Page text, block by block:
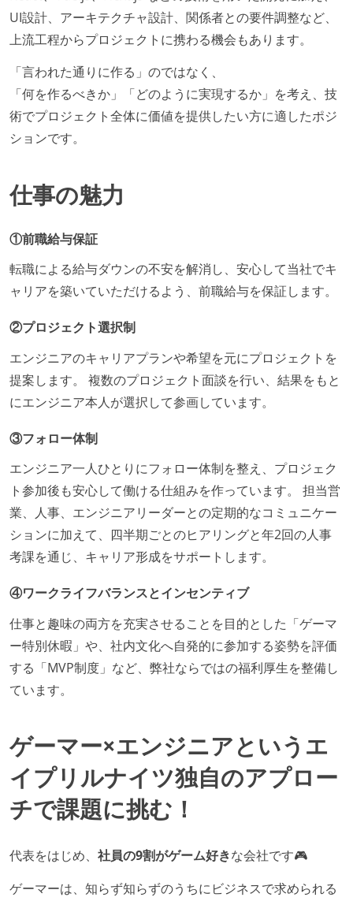
UI設計、アーキテクチャ設計、関係者との要件調整など、
上流工程からプロジェクトに携わる機会もあります。
「言われた通りに作る」のではなく、
「何を作るべきか」「どのように実現するか」を考え、技
術でプロジェクト全体に価値を提供したい方に適したポジ
ションです。
仕事の魅力
①前職給与保証
転職による給与ダウンの不安を解消し、安心して当社でキ
ャリアを築いていただけるよう、前職給与を保証します。
②プロジェクト選択制
エンジニアのキャリアプランや希望を元にプロジェクトを
提案します。 複数のプロジェクト面談を行い、結果をもと
にエンジニア本人が選択して参画しています。
③フォロー体制
エンジニア一人ひとりにフォロー体制を整え、プロジェク
ト参加後も安心して働ける仕組みを作っています。 担当営
業、人事、エンジニアリーダーとの定期的なコミュニケー
ションに加えて、四半期ごとのヒアリングと年2回の人事
考課を通じ、キャリア形成をサポートします。
④ワークライフバランスとインセンティブ
仕事と趣味の両方を充実させることを目的とした「ゲーマ
ー特別休暇」や、社内文化へ自発的に参加する姿勢を評価
する「MVP制度」など、弊社ならではの福利厚生を整備し
ています。
ゲーマー×エンジニアというエ
イプリルナイツ独自のアプロー
チで課題に挑む！
代表をはじめ、 社員の9割がゲーム好きな会社です🎮
ゲーマーは、知らず知らずのうちにビジネスで求められる